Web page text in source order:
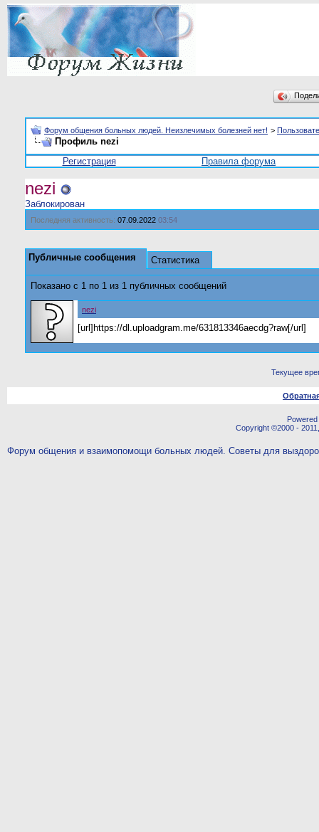
Форум общения больных людей. Неизлечимых болезней нет! >
Профиль nezi
Регистрация
Правила форума
nezi
Заблокирован
Последняя активность: 07.09.2022 03:54
Публичные сообщения Статистика
Показано с 1 по 1 из 1 публичных сообщений
nezi
[url]https://dl.uploadgram.me/631813346aecdg?raw[/url]
Текущее
Copyright ©2000 -
Форум общения и взаимопомощи больных людей. Советы для